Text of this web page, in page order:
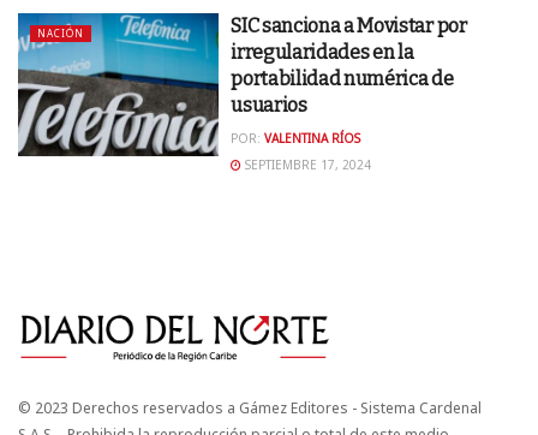
NACIÓN
SIC sanciona a Movistar por
irregularidades en la
portabilidad numérica de
usuarios
POR: VALENTINA RÍOS
SEPTIEMBRE 17, 2024
© 2023 Derechos reservados a Gámez Editores - Sistema Cardenal